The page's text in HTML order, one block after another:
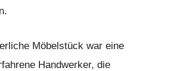
Möbelstück war eine
Handwerker, die